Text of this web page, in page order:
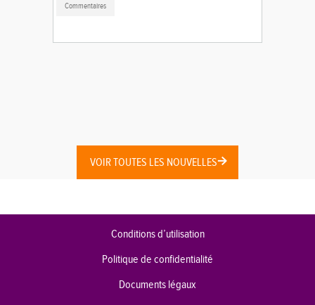
Commentaires
VOIR TOUTES LES NOUVELLES
Conditions d’utilisation
Politique de confidentialité
Documents légaux